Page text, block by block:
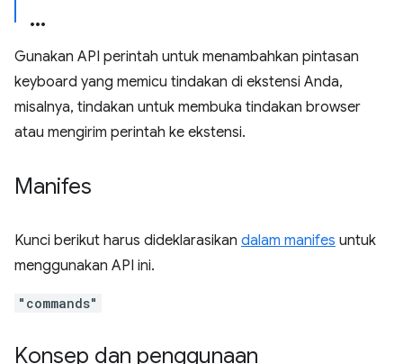
Gunakan API perintah untuk menambahkan pintasan
keyboard yang memicu tindakan di ekstensi Anda,
misalnya, tindakan untuk membuka tindakan browser
atau mengirim perintah ke ekstensi.
Manifes
Kunci berikut harus dideklarasikan dalam manifes untuk
menggunakan API ini.
"commands"
Konsep dan penggunaan